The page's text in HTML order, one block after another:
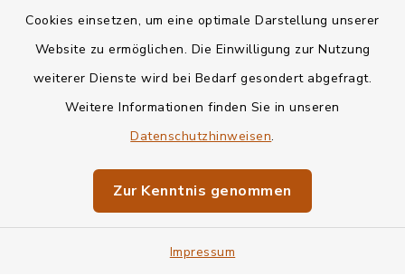
Cookies einsetzen, um eine optimale Darstellung unserer
Website zu ermöglichen. Die Einwilligung zur Nutzung
weiterer Dienste wird bei Bedarf gesondert abgefragt.
Weitere Informationen finden Sie in unseren
Datenschutzhinweisen.
Zur Kenntnis genommen
Impressum
Barrierefreiheit
Impressum
Sitemap